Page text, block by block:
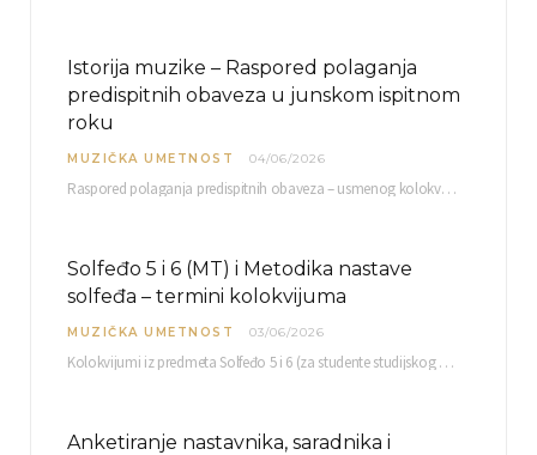
Istorija muzike – Raspored polaganja
predispitnih obaveza u junskom ispitnom
roku
MUZIČKA UMETNOST 04/06/2026
Raspored polaganja predispitnih obaveza – usmenog kolokvijuma i testa iz slušanja muzike – objavljen je…
Solfeđo 5 i 6 (MT) i Metodika nastave
solfeđa – termini kolokvijuma
MUZIČKA UMETNOST 03/06/2026
Kolokvijumi iz predmeta Solfeđo 5 i 6 (za studente studijskog programa Muzička teorija) i Metodika…
Anketiranje nastavnika, saradnika i